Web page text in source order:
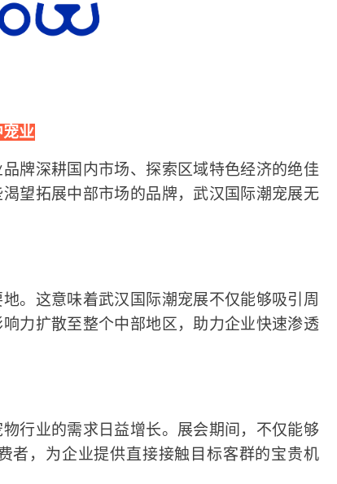
业
牌深耕国内市场、探索区域特色经济的绝佳
望拓展中部市场的品牌，武汉国际潮宠展无
。这意味着武汉国际潮宠展不仅能够吸引周
力扩散至整个中部地区，助力企业快速渗透
行业的需求日益增长。展会期间，不仅能够
者，为企业提供直接接触目标客群的宝贵机